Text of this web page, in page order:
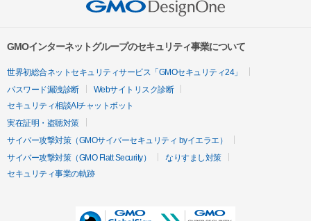
GMOインターネットグループのセキュリティ事業について
世界初総合ネットセキュリティサービス「GMOセキュリティ24」
パスワード漏洩診断
Webサイトリスク診断
セキュリティ相談AIチャットボット
実在証明・盗聴対策
サイバー攻撃対策（GMOサイバーセキュリティ byイエラエ）
サイバー攻撃対策（GMO Flatt Security）
なりすまし対策
セキュリティ事業の軌跡